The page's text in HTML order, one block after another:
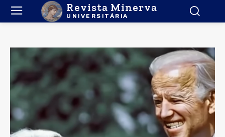
Revista Minerva
UNIVERSITÁRIA